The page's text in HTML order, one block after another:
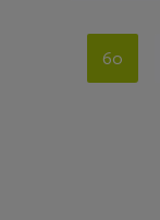
60